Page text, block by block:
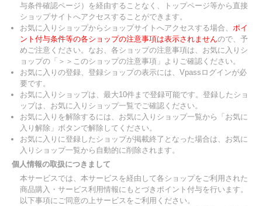
与条件確認ページ）を経由することなく、トップページ等から直接
ショップサイトへアクセスすることができます。
お気に入りショップからショップサイトへアクセスする場合、 ポイ
ント付与条件等の各ショップの注意事項は表示されませんので、予
めご注意ください。なお、各ショップの注意事項は、お気に入りシ
ョップの「＞＞このショップの注意事項」よりご確認ください。
お気に入りの登録、登録ショップの表示には、Vpassログインが必
要です。
お気に入りショップは、最大10件まで登録可能です。登録したショ
ップは、お気に入りショップ一覧でご確認ください。
お気に入りを解除するには、お気に入りショップ一覧から「お気に
入り解除」ボタンで解除してください。
お気に入りに登録したショップが掲載終了となった場合は、お気に
入りショップ一覧から自動的に削除されます。
個人情報の取扱につきまして
本サービスでは、本サービスを経由して各ショップをご利用された
商品購入・サービス利用情報にもとづきポイント付与を行います。
以下事項にご同意の上サービスをご利用ください。